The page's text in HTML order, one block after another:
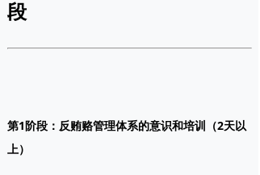
段
第1阶段：反贿赂管理体系的意识和培训（2天以
上）